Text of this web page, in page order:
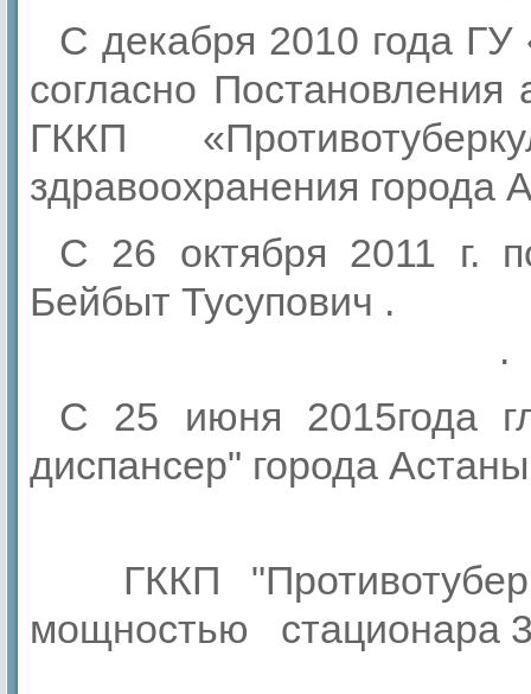
С декабря 2010 года ГУ
согласно
ГККП
здравоохранения города
С 26 октября 2011 г.
.
С 25 июня 2015года
диспансер"
ГККП
мощностью стационара